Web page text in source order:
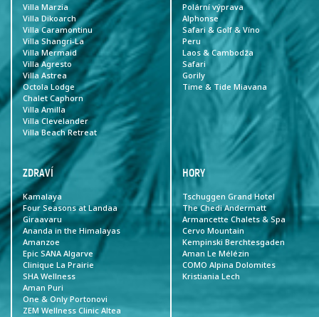
Villa Marzia
Villa Dikoarch
Villa Caramontinu
Villa Shangri-La
Villa Mermaid
Villa Agresto
Villa Astrea
Octola Lodge
Chalet Caphorn
Villa Amilla
Villa Clevelander
Villa Beach Retreat
Polární výprava
Alphonse
Safari & Golf & Víno
Peru
Laos & Cambodža
Safari
Gorily
Time & Tide Miavana
ZDRAVÍ
Kamalaya
Four Seasons at Landaa
Giraavaru
Ananda in the Himalayas
Amanzoe
Epic SANA Algarve
Clinique La Prairie
SHA Wellness
Aman Puri
One & Only Portonovi
ZEM Wellness Clinic Altea
HORY
Tschuggen Grand Hotel
The Chedi Andermatt
Armancette Chalets & Spa
Cervo Mountain
Kempinski Berchtesgaden
Aman Le Mélézin
COMO Alpina Dolomites
Kristiania Lech